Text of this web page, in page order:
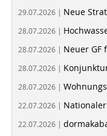
29.07.2026 | Neue
28.07.2026 |
28.07.2026 | Neuer GF
28.07.2026 |
28.07.2026 |
22.07.2026 |
22.07.2026 |